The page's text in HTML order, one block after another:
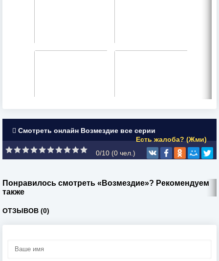
Смотреть онлайн Возмездие все серии
Есть жалоба? (Жми)
0/10 (0 чел.)
Понравилось смотреть «Возмездие»? Рекомендуем
также
ОТЗЫВОВ (0)